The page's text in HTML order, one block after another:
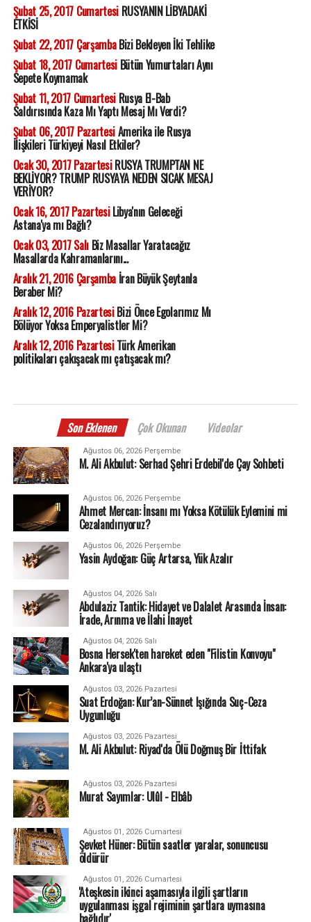
Şubat 25, 2017 CumartesiRUSYANIN LİBYADAKİ
ETKİSİ
Şubat 22, 2017 ÇarşambaBizi Bekleyen İki Tehlike
Şubat 18, 2017 CumartesiBütün Yumurtaları Aynı
Sepete Koymamak
Şubat 11, 2017 CumartesiRusya El-Bab
Saldırısında Kaza Mı Yaptı Mesaj Mı Verdi?
Şubat 06, 2017 PazartesiAmerika ile Rusya
İlişkileri Türkiyeyi Nasıl Etkiler?
Ocak 30, 2017 PazartesiRUSYA TRUMPTAN NE
BEKLİYOR? TRUMP RUSYAYA NEDEN SICAK MESAJ
VERİYOR?
Ocak 16, 2017 PazartesiLibya'nın Geleceği
Astana'ya mı Bağlı?
Ocak 03, 2017 SalıBiz Masallar Yaratacağız
Masallarda Kahramanlarını...
Aralık 21, 2016 Çarşambaİran Büyük Şeytanla
Beraber Mi?
Aralık 12, 2016 PazartesiBizi Önce Egolarımız Mı
Bölüyor Yoksa Emperyalistler Mi?
Aralık 12, 2016 PazartesiTürk Amerikan
politikaları çakışacak mı çatışacak mı?
Son Eklenen Çok Okunan Videolar
Ağustos 06, 2026 Perşembe
M. Ali Akbulut: Serhad Şehri Erdebil'de Çay Sohbeti
Ağustos 06, 2026 Perşembe
Ahmet Mercan: İnsanı mı Yoksa Kötülük Eylemini mi
Cezalandırıyoruz?
Ağustos 06, 2026 Perşembe
Yasin Aydoğan: Güç Artarsa, Yük Azalır
Ağustos 04, 2026 Salı
Abdulaziz Tantik: Hidayet ve Dalalet Arasında İnsan:
İrade, Arınma ve İlahi İnayet
Ağustos 04, 2026 Salı
Bosna Hersek'ten hareket eden "Filistin Konvoyu"
Ankara'ya ulaştı
Ağustos 03, 2026 Pazartesi
Suat Erdoğan: Kur’an-Sünnet Işığında Suç-Ceza
Uygunluğu
Ağustos 03, 2026 Pazartesi
M. Ali Akbulut: Riyad'da Ölü Doğmuş Bir İttifak
Ağustos 03, 2026 Pazartesi
Murat Sayımlar: Ulûl - Elbâb
Ağustos 01, 2026 Cumartesi
Şevket Hüner: Bütün saatler yaralar, sonuncusu
öldürür
Ağustos 01, 2026 Cumartesi
'Ateşkesin ikinci aşamasıyla ilgili şartların
uygulanması işgal rejiminin şartlara uymasına